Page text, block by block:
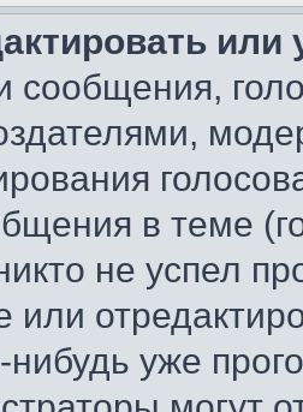
сообщения,
в теме
не успел
или
нибудь уже